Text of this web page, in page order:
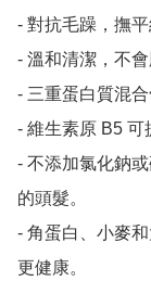
- 對抗毛躁，撫
- 溫和清潔，不會
- 三重蛋白質混
- 維生素原 B5 可
- 不添加氯化鈉
的頭髮。
- 角蛋白、小麥
更健康。